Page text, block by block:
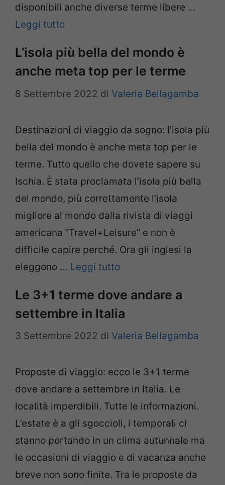
disponibili anche diverse terme libere …
Leggi tutto
L’isola più bella del mondo è
anche meta top per le terme
8 Settembre 2022 di Valeria Bellagamba
Destinazioni di viaggio da sogno: l’isola più
bella del mondo è anche meta top per le
terme. Tutto quello che dovete sapere su
Ischia. È stata proclamata l’isola più bella
del mondo, più correttamente l’isola
migliore al mondo dalla rivista di viaggi
americana “Travel+Leisure” e non è
difficile capire perché. Ora gli inglesi la
eleggono … Leggi tutto
Le 3+1 terme dove andare a
settembre in Italia
3 Settembre 2022 di Valeria Bellagamba
Proposte di viaggio: ecco le 3+1 terme
dove andare a settembre in Italia. Le
località imperdibili. Tutte le informazioni.
L’estate è a gli sgoccioli, i temporali ci
stanno portando in un clima autunnale ma
le occasioni di viaggio e di vacanza anche
breve non sono finite. Tra le proposte da